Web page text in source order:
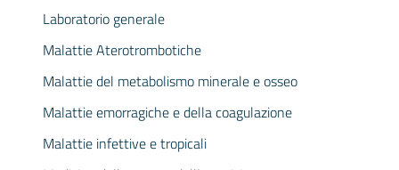
Laboratorio generale
Malattie Aterotrombotiche
Malattie del metabolismo minerale e osseo
Malattie emorragiche e della coagulazione
Malattie infettive e tropicali